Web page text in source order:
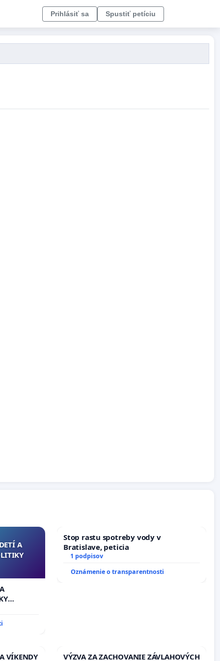
Prihlásiť sa Spustiť petíciu
A
Stop rastu spotreby vody v
Bratislave, peticia
1 podpisov
Oznámenie o transparentnosti
VÍKENDY
VÝZVA ZA ZACHOVANIE ZÁVLAHOVÝCH